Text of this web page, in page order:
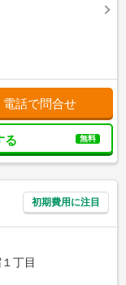
電話で問合せ
る 無料
初期費用に注目
丁目